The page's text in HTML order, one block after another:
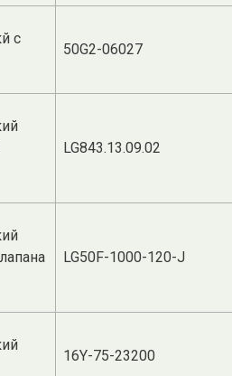
с
50G2-06027
LG843.13.09.02
LG50F-1000-120-J
16Y-75-23200